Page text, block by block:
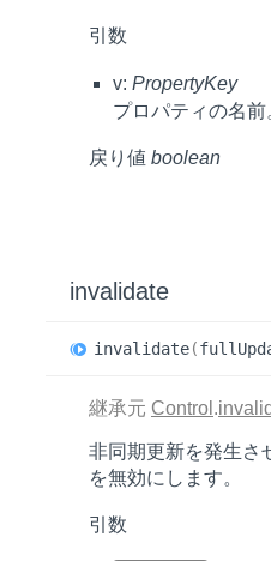
引数
v: PropertyKey
プロパティの名前
戻り値 boolean
invalidate
invalidate(
継承元 Control .
非同期更新を発生さ
を無効にします。
引数